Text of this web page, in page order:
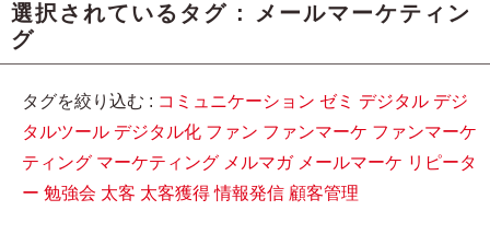
選択されているタグ :
メールマーケティン
グ
タグを絞り込む : コミュニケーション ゼミ デジタル デジ
タルツール デジタル化 ファン ファンマーケ ファンマーケ
ティング マーケティング メルマガ メールマーケ リピータ
ー 勉強会 太客 太客獲得 情報発信 顧客管理